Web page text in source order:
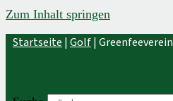
Zum Inhalt springen
Startseite | Golf|